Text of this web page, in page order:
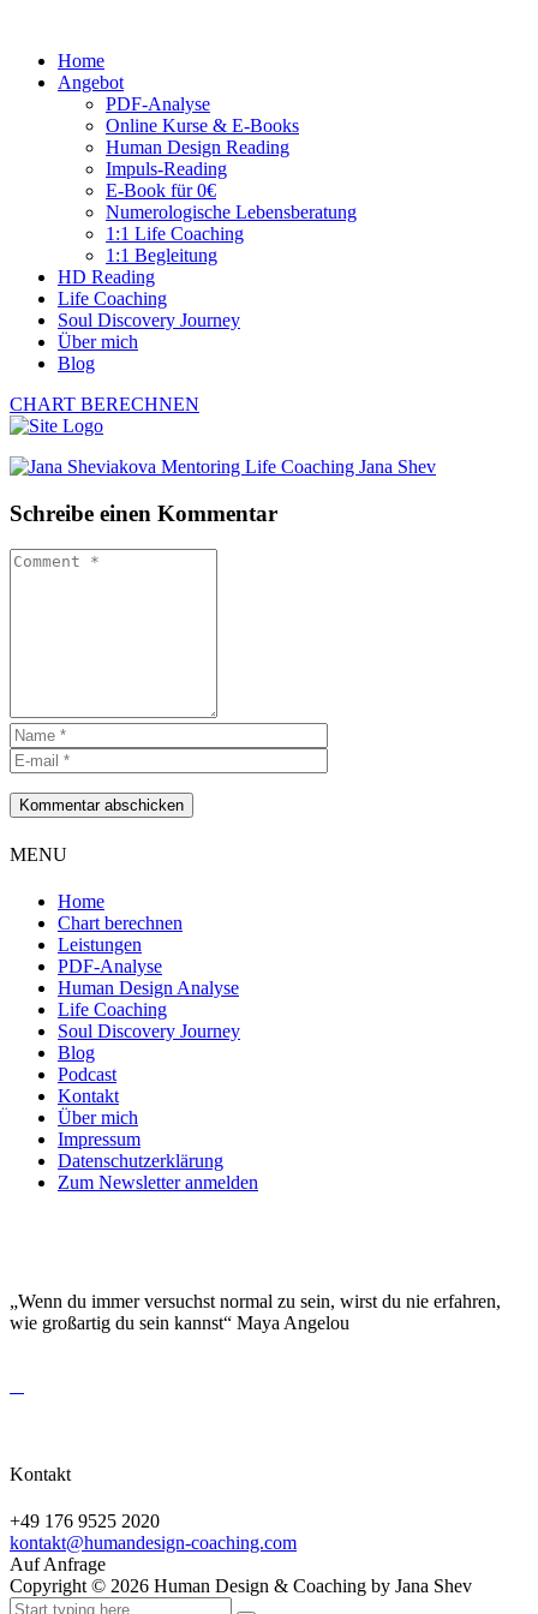
Home
Angebot
PDF-Analyse
Online Kurse & E-Books
Human Design Reading
Impuls-Reading
E-Book für 0€
Numerologische Lebensberatung
1:1 Life Coaching
1:1 Begleitung
HD Reading
Life Coaching
Soul Discovery Journey
Über mich
Blog
CHART BERECHNEN
Schreibe einen Kommentar
Kommentar abschicken
MENU
Home
Chart berechnen
Leistungen
PDF-Analyse
Human Design Analyse
Life Coaching
Soul Discovery Journey
Blog
Podcast
Kontakt
Über mich
Impressum
Datenschutzerklärung
Zum Newsletter anmelden
„Wenn du immer versuchst normal zu sein, wirst du nie erfahren,
wie großartig du sein kannst“ Maya Angelou
Kontakt
+49 176 9525 2020
kontakt@humandesign-coaching.com
Auf Anfrage
Copyright © 2026 Human Design & Coaching by Jana Shev